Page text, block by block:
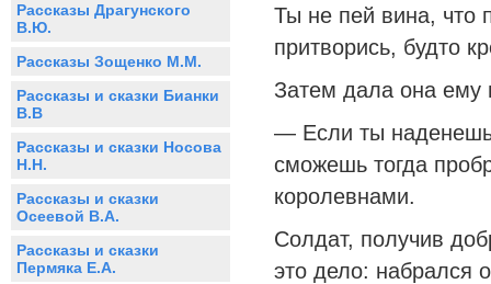
Рассказы Драгунского
В.Ю.
Рассказы Зощенко М.М.
Рассказы и сказки Бианки
В.В
Рассказы и сказки Носова
Н.Н.
Рассказы и сказки
Осеевой В.А.
Рассказы и сказки
Пермяка Е.А.
Ты не пей вина, что
притворись, будто
Затем дала она ему
— Если ты наденешь
сможешь тогда
королевнами.
Солдат, получив
это дело: набрался